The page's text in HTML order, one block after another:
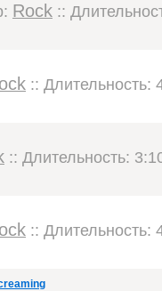
Rock ::
:: Длительность:
:: Длительность:
:: Длительность: